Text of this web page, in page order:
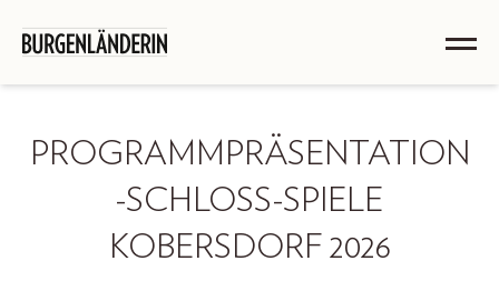
PROGRAMMPRÄSENTATION
-SCHLOSS-SPIELE
KOBERSDORF 2026